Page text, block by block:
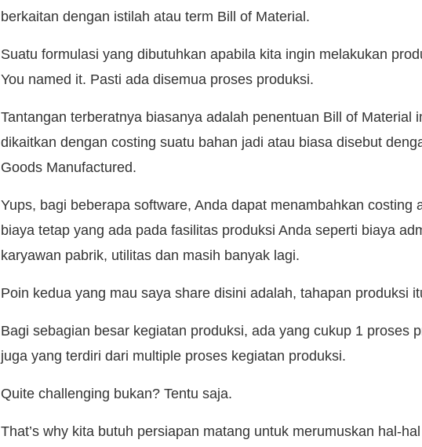
berkaitan dengan istilah atau term Bill of Material.
Suatu formulasi yang dibutuhkan apabila kita ingin melakukan
You named it. Pasti ada disemua proses produksi.
Tantangan terberatnya biasanya adalah penentuan Bill of Material
dikaitkan dengan costing suatu bahan jadi atau biasa disebut
Goods Manufactured.
Yups, bagi beberapa software, Anda dapat menambahkan costing
biaya tetap yang ada pada fasilitas produksi Anda seperti biaya
karyawan pabrik, utilitas dan masih banyak lagi.
Poin kedua yang mau saya share disini adalah, tahapan produksi
Bagi sebagian besar kegiatan produksi, ada yang cukup 1 proses
juga yang terdiri dari multiple proses kegiatan produksi.
Quite challenging bukan? Tentu saja.
That’s why kita butuh persiapan matang untuk merumuskan hal-